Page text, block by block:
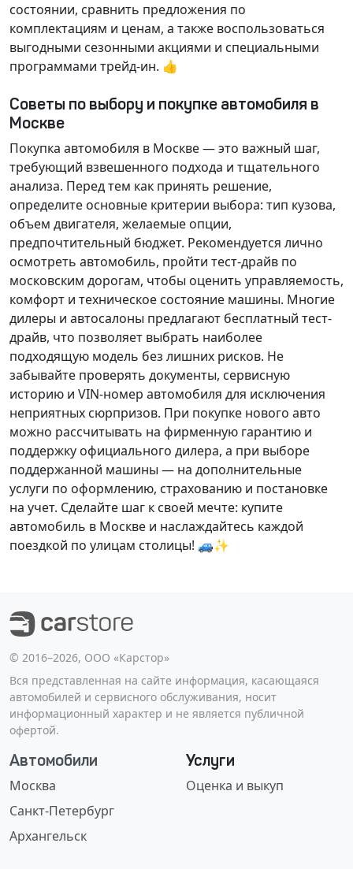
состоянии, сравнить предложения по
комплектациям и ценам, а также воспользоваться
выгодными сезонными акциями и специальными
программами трейд-ин. 👍
Советы по выбору и покупке автомобиля в
Москве
Покупка автомобиля в Москве — это важный шаг,
требующий взвешенного подхода и тщательного
анализа. Перед тем как принять решение,
определите основные критерии выбора: тип кузова,
объем двигателя, желаемые опции,
предпочтительный бюджет. Рекомендуется лично
осмотреть автомобиль, пройти тест-драйв по
московским дорогам, чтобы оценить управляемость,
комфорт и техническое состояние машины. Многие
дилеры и автосалоны предлагают бесплатный тест-
драйв, что позволяет выбрать наиболее
подходящую модель без лишних рисков. Не
забывайте проверять документы, сервисную
историю и VIN-номер автомобиля для исключения
неприятных сюрпризов. При покупке нового авто
можно рассчитывать на фирменную гарантию и
поддержку официального дилера, а при выборе
поддержанной машины — на дополнительные
услуги по оформлению, страхованию и постановке
на учет. Сделайте шаг к своей мечте: купите
автомобиль в Москве и наслаждайтесь каждой
поездкой по улицам столицы! 🚙✨
©️ 2016–2026, ООО «Карстор»
Вся представленная на сайте информация, касающаяся
автомобилей и сервисного обслуживания, носит
информационный характер и не является публичной
офертой.
Автомобили
Москва
Санкт-Петербург
Архангельск
Услуги
Оценка и выкуп